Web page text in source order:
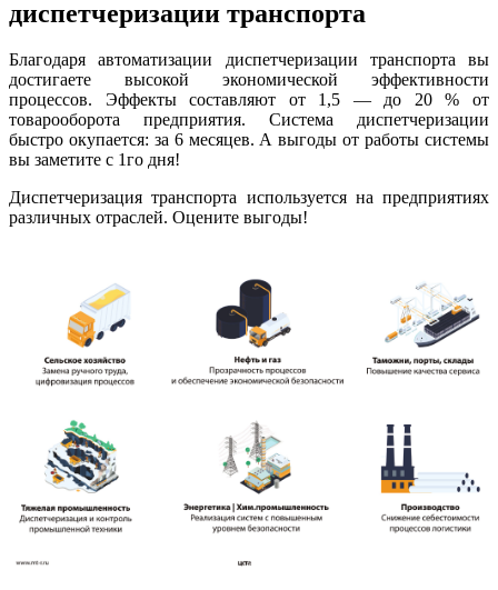
диспетчеризации транспорта
Благодаря автоматизации диспетчеризации транспорта вы
достигаете высокой экономической эффективности
процессов. Эффекты составляют от 1,5 — до 20 % от
товарооборота предприятия. Система диспетчеризации
быстро окупается: за 6 месяцев. А выгоды от работы системы
вы заметите с 1го дня!
Диспетчеризация транспорта используется на предприятиях
различных отраслей. Оцените выгоды!